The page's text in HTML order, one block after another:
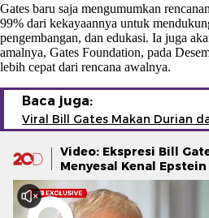
Gates baru saja mengumumkan
99% dari kekayaannya untuk
pengembangan, dan edukasi. Ia juga
amalnya, Gates Foundation, pada
lebih cepat dari rencana awalnya.
Baca juga:
Viral Bill Gates Makan Durian
Video: Ekspresi Bill
Menyesal Kenal Epstein